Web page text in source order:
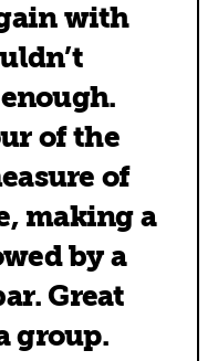
with
of the
of
making a
by a
Great
group.